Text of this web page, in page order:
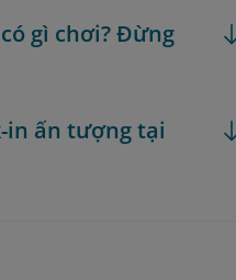
gì chơi? Đừng
in ấn tượng tại